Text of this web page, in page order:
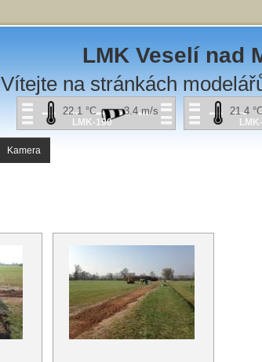
LMK Veselí nad
Vítejte na stránkách
21.4
3.4m/s
22.1 °C
LMK-190
Kamera